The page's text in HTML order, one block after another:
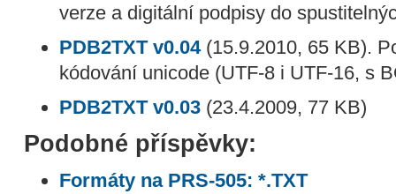
verze a digitální podpisy do
PDB2TXT v0.04(15.9.2010, 65 KB).
kódování unicode (UTF-8 i UTF-16, s
PDB2TXT v0.03 (23.4.2009, 77 KB)
Podobné příspěvky:
Formáty na PRS-505: *.TXT